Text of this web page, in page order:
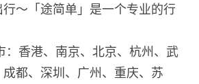
～「途简单」是一个专业的行
：香港、南京、北京、杭州、武
都、深圳、广州、重庆、苏